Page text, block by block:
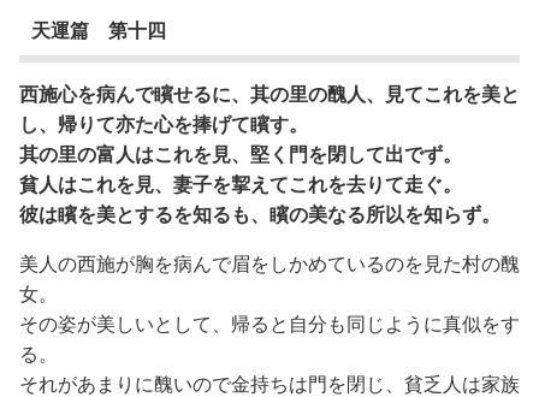
天運篇 第十四
西施心を病んで矉せるに、其の里の醜人、見てこれを美と
し、帰りて亦た心を捧げて矉す。
其の里の富人はこれを見、堅く門を閉して出でず。
貧人はこれを見、妻子を挈えてこれを去りて走ぐ。
彼は矉を美とするを知るも、矉の美なる所以を知らず。
美人の西施が胸を病んで眉をしかめているのを見た村の醜
女。
その姿が美しいとして、帰ると自分も同じように真似をす
る。
それがあまりに醜いので金持ちは門を閉じ、貧乏人は家族